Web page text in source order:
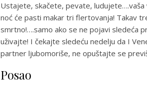
Ustajete, skačete, pevate,
noć će pasti makar tri flertovanja! Takav
smrtno!….samo ako se ne pojavi sledeća
uživajte! I čekajte sledeću nedelju da I
partner ljubomoriše, ne opuštajte se
Posao